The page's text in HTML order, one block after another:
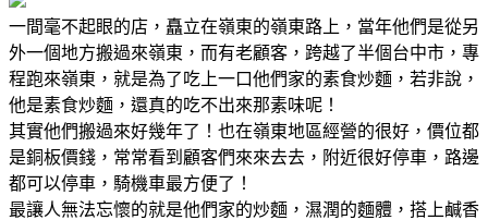
一間毫不起眼的店，矗立在嶺東的嶺東路上，當年他們是從另
外一個地方搬過來嶺東，而有老顧客，跨越了半個台中市，專
程跑來嶺東，就是為了吃上一口他們家的素食炒麵，若非說，
他是素食炒麵，還真的吃不出來那素味呢！
其實他們搬過來好幾年了！也在嶺東地區經營的很好，價位都
是銅板價錢，常常看到顧客們來來去去，附近很好停車，路邊
都可以停車，騎機車最方便了！
最讓人無法忘懷的就是他們家的炒麵，濕潤的麵體，搭上鹹香